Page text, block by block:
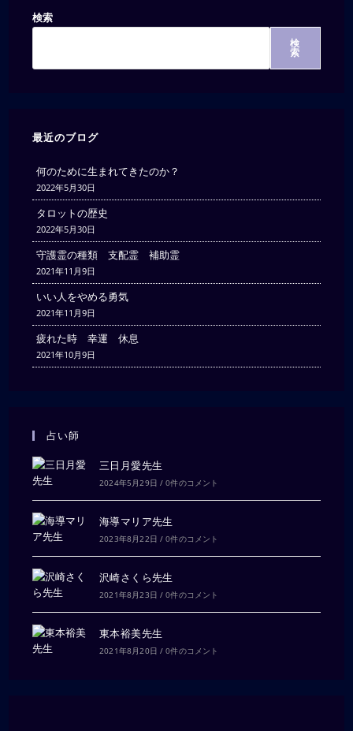
検索
検
索
最近のブログ
何のために生まれてきたのか？
2022年5月30日
タロットの歴史
2022年5月30日
守護霊の種類 支配霊 補助霊
2021年11月9日
いい人をやめる勇気
2021年11月9日
疲れた時 幸運 休息
2021年10月9日
占い師
三日月愛先生
2024年5月29日 / 0件のコメント
海導マリア先生
2023年8月22日 / 0件のコメント
沢崎さくら先生
2021年8月23日 / 0件のコメント
東本裕美先生
2021年8月20日 / 0件のコメント